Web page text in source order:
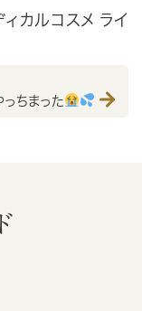
ィカルコスメ ライ
っちまった